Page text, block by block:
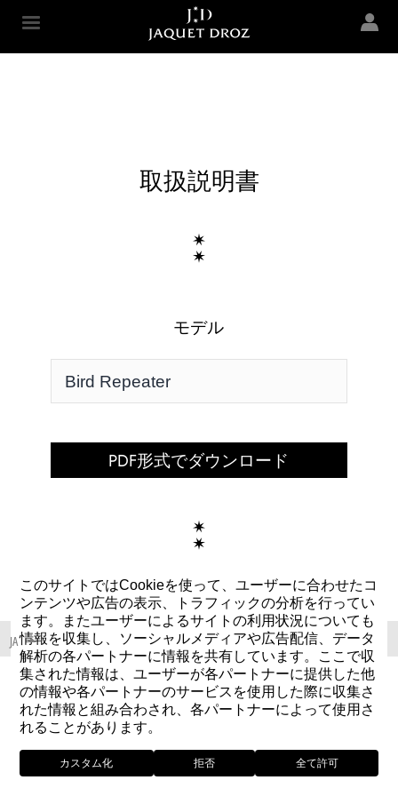
このサイトではCookieを使って、ユーザーに合わせたコ
ンテンツや広告の表示、トラフィックの分析を行ってい
ます。またユーザーによるサイトの利用状況についても
情報を収集し、ソーシャルメディアや広告配信、データ
解析の各パートナーに情報を共有しています。ここで収
集された情報は、ユーザーが各パートナーに提供した他
の情報や各パートナーのサービスを使用した際に収集さ
れた情報と組み合わされ、各パートナーによって使用さ
れることがあります。
カスタム化 拒否 全て許可
content
Jaquet Droz
取扱説明書
モデル
PDF形式でダウンロード
JA